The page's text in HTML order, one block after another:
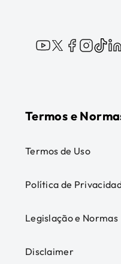
Termos e
Termos de Uso
Política de
Legislação e Normas
Disclaimer